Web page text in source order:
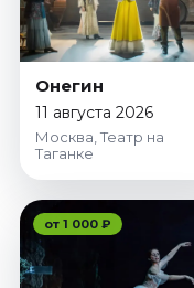
Онегин
11 августа 2026
Москва, Театр на
Таганке
от 1 000 ₽